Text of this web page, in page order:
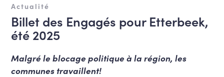
Actualité
Billet des Engagés pour Etterbeek,
été 2025
Malgré le blocage politique à la région, les
communes travaillent!